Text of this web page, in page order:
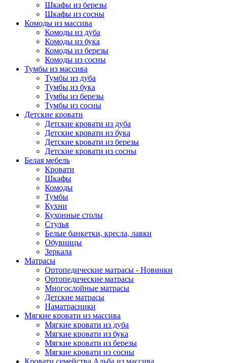
Шкафы из березы
Шкафы из сосны
Комоды из массива
Комоды из дуба
Комоды из бука
Комоды из березы
Комоды из сосны
Тумбы из массива
Тумбы из дуба
Тумбы из бука
Тумбы из березы
Тумбы из сосны
Детские кровати
Детские кровати из дуба
Детские кровати из бука
Детские кровати из березы
Детские кровати из сосны
Белая мебель
Кровати
Шкафы
Комоды
Тумбы
Кухни
Кухонные столы
Стулья
Белые банкетки, кресла, лавки
Обувницы
Зеркала
Матрасы
Ортопедические матрасы - Новинки
Ортопедические матрасы
Многослойные матрасы
Детские матрасы
Наматрасники
Мягкие кровати из массива
Мягкие кровати из дуба
Мягкие кровати из бука
Мягкие кровати из березы
Мягкие кровати из сосны
Кровати семейства Альба из массива